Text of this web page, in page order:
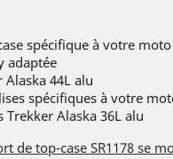
spécifique à votre moto
adaptée
Alaska 44L alu
spécifiques à votre
Trekker Alaska 36L alu
de top-case SR1178 se